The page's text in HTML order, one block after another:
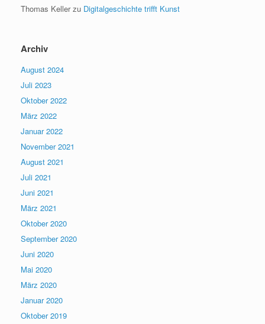
Thomas Kellerzu Digitalgeschichte trifft Kunst
Archiv
August 2024
Juli 2023
Oktober 2022
März 2022
Januar 2022
November 2021
August 2021
Juli 2021
Juni 2021
März 2021
Oktober 2020
September 2020
Juni 2020
Mai 2020
März 2020
Januar 2020
Oktober 2019